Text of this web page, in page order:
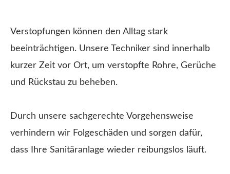
Verstopfungen können den Alltag stark
beeinträchtigen. Unsere Techniker sind innerhalb
kurzer Zeit vor Ort, um verstopfte Rohre, Gerüche
und Rückstau zu beheben.
Durch unsere sachgerechte Vorgehensweise
verhindern wir Folgeschäden und sorgen dafür,
dass Ihre Sanitäranlage wieder reibungslos läuft.